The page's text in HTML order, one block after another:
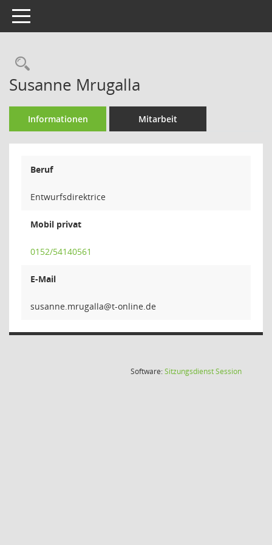
Toggle navigation
Rechercheauswahl
Susanne Mrugalla
Informationen Mitarbeit
Beruf
Entwurfsdirektrice
Mobil privat
0152/54140561
E-Mail
allagurm
Software:SitzungsdienstSession(Wird in